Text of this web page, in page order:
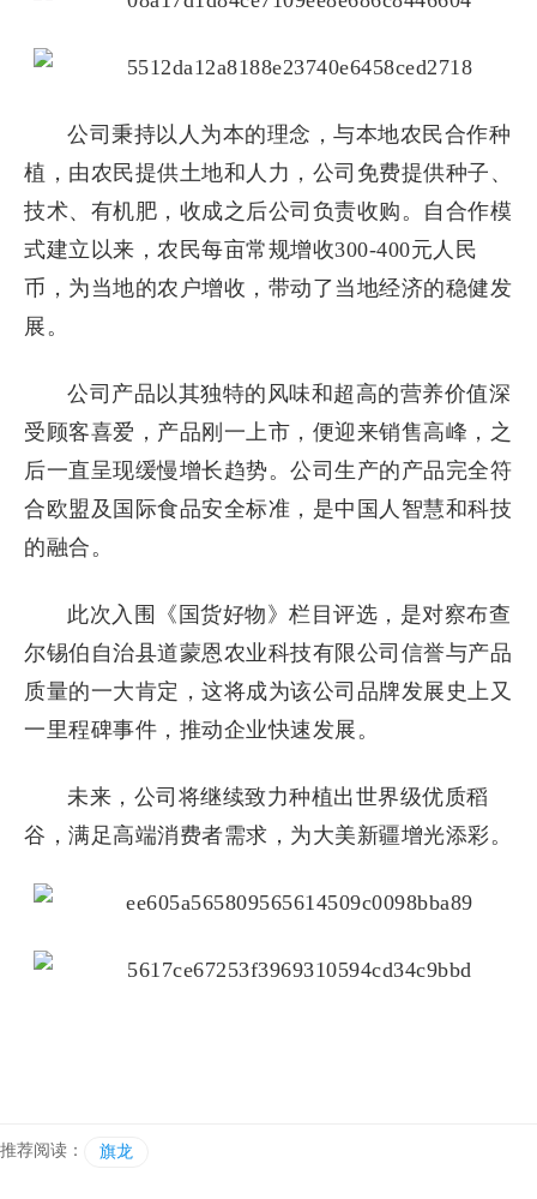
公司秉持以人为本的理念，与本地农民合作种
植，由农民提供土地和人力，公司免费提供种子、
技术、有机肥，收成之后公司负责收购。自合作模
式建立以来，农民每亩常规增收300-400元人民
币，为当地的农户增收，带动了当地经济的稳健发
展。
公司产品以其独特的风味和超高的营养价值深
受顾客喜爱，产品刚一上市，便迎来销售高峰，之
后一直呈现缓慢增长趋势。公司生产的产品完全符
合欧盟及国际食品安全标准，是中国人智慧和科技
的融合。
此次入围《国货好物》栏目评选，是对察布查
尔锡伯自治县道蒙恩农业科技有限公司信誉与产品
质量的一大肯定，这将成为该公司品牌发展史上又
一里程碑事件，推动企业快速发展。
未来，公司将继续致力种植出世界级优质稻
谷，满足高端消费者需求，为大美新疆增光添彩。
推荐阅读： 旗龙